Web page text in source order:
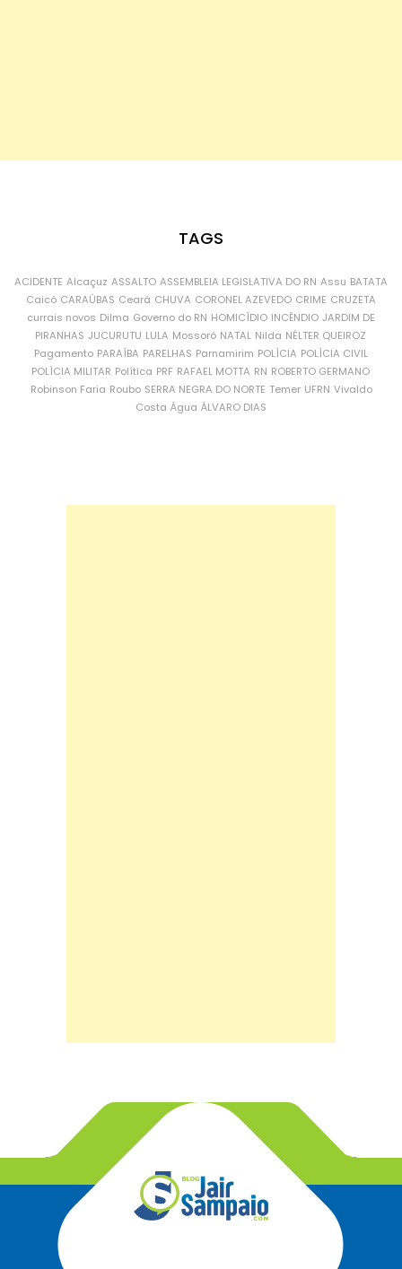
TAGS
ACIDENTE Alcaçuz ASSALTO ASSEMBLEIA LEGISLATIVA DO RN Assu BATATA
Caicó CARAÚBAS Ceará CHUVA CORONEL AZEVEDO CRIME CRUZETA
currais novos Dilma Governo do RN HOMICÍDIO INCÊNDIO JARDIM DE
PIRANHAS JUCURUTU LULA Mossoró NATAL Nilda NÉLTER QUEIROZ
Pagamento PARAÍBA PARELHAS Parnamirim POLÍCIA POLÍCIA CIVIL
POLÍCIA MILITAR Política PRF RAFAEL MOTTA RN ROBERTO GERMANO
Robinson Faria Roubo SERRA NEGRA DO NORTE Temer UFRN Vivaldo
Costa Água ÁLVARO DIAS